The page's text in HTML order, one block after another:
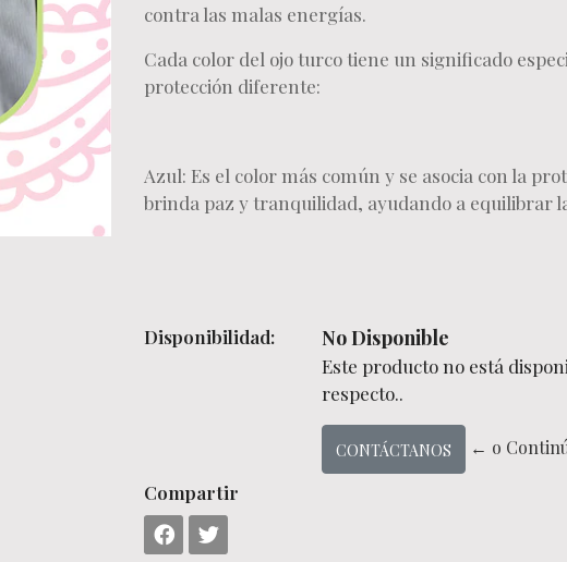
contra las malas energías.
Cada color del ojo turco tiene un significado
protección diferente:
Azul: Es el color más común y se asocia con la
brinda paz y tranquilidad, ayudando a equilibrar
Disponibilidad: No Disponible
Este producto no está
respecto..
CONTÁCTANOS ← o
Compartir